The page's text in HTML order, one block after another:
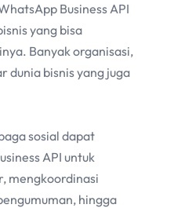
Business API
yang bisa
Banyak organisasi,
dunia bisnis yang juga
sosial dapat
API untuk
mengkoordinasi
hingga